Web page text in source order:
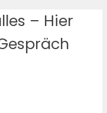
– Hier